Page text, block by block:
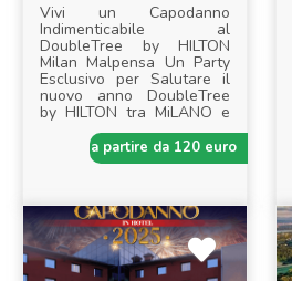
Vivi un Capodanno
Indimenticabile al
DoubleTree by HILTON
Milan Malpensa Un Party
Esclusivo per Salutare il
nuovo anno DoubleTree
by HILTON tra MiLANO e
a partire da 120 euro